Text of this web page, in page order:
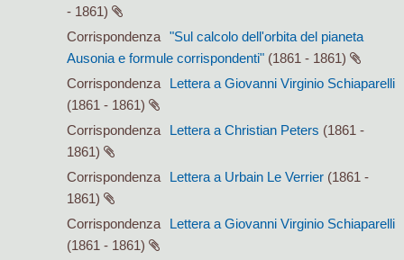
- 1861)
Corrispondenza
"Sul calcolo dell'orbita del pianeta
Ausonia e formule corrispondenti" (1861 - 1861)
Corrispondenza
Lettera a Giovanni Virginio Schiaparelli
(1861 - 1861)
Corrispondenza
Lettera a Christian Peters (1861 -
1861)
Corrispondenza
Lettera a Urbain Le Verrier (1861 -
1861)
Corrispondenza
Lettera a Giovanni Virginio Schiaparelli
(1861 - 1861)